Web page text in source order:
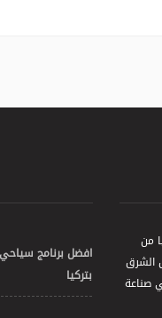
أفريقيا من
الشرق
صناعة
افضل برنامج
بتركيا